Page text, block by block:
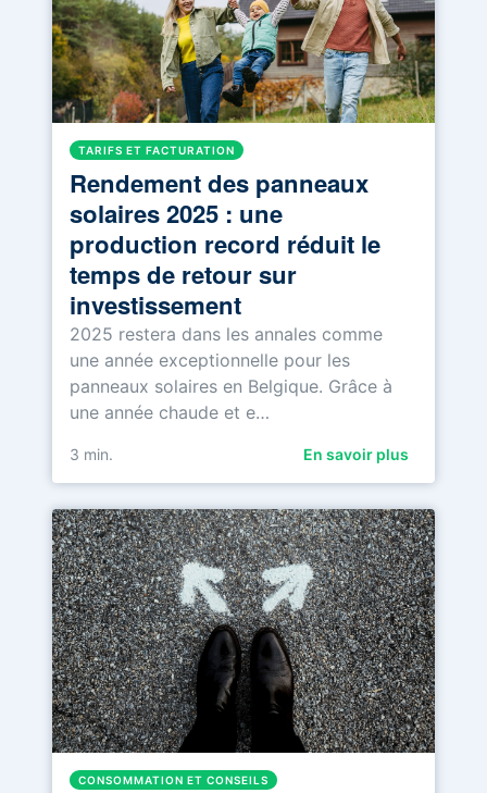
TARIFS ET FACTURATION
Rendement des panneaux
solaires 2025 : une
production record réduit le
temps de retour sur
investissement
2025 restera dans les annales comme
une année exceptionnelle pour les
panneaux solaires en Belgique. Grâce à
une année chaude et e…
3 min. En savoir plus
CONSOMMATION ET CONSEILS